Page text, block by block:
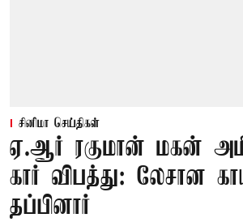
சினிமா செய்திகள்
ஏ.ஆர் ரகுமான் மகன்
கார் விபத்து: லேசான
தப்பினார்